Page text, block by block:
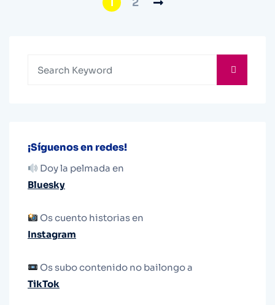
¡Síguenos en redes!
Doy la pelmada en
Bluesky
Os cuento historias en
Instagram
Os subo contenido no bailongo a
TikTok